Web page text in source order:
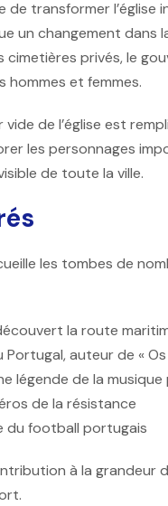
transformer
un changement dans
privés, le
hommes et femmes.
de l’église est
les personnages
de toute la ville.
les tombes de
la route
auteur de « Os
légende de la
de la résistance
du football portugais
à la grandeur